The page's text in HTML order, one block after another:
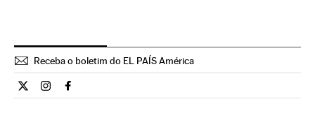
Receba o boletim do EL PAÍS América
Cultura El País Brasil en Twitter
Cultura El País Brasil en Instagram
Cultura El País Brasil en Facebook